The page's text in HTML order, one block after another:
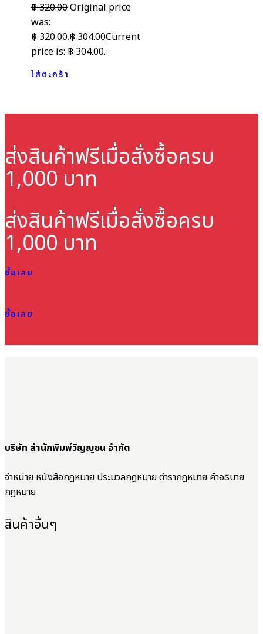
฿320.00Original price
was:
฿ 320.00.฿304.00Current
price is: ฿ 304.00.
ใส่ตะกร้า
ส่งสินค้าฟรีเมื่อสั่งซื้อครบ
1,000 บาท
ส่งสินค้าฟรีเมื่อสั่งซื้อครบ
1,000 บาท
ซื้อเลย
ซื้อเลย
บริษัท สำนักพิมพ์วิญญูชน จำกัด
จำหน่าย หนังสือกฎหมาย ประมวลกฎหมาย ตำรากฎหมาย คำอธิบาย
กฎหมาย
สินค้าอื่นๆ